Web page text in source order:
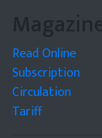
Magazines
Read Online
Subscription
Circulation
Tariff